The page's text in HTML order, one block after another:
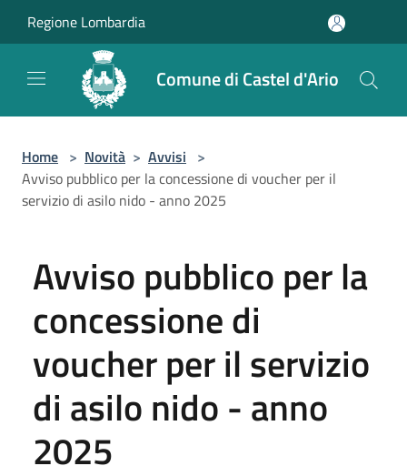
Regione Lombardia
Comune di Castel d'Ario
Home > Novità > Avvisi >
Avviso pubblico per la concessione di voucher per il
servizio di asilo nido - anno 2025
Avviso pubblico per la
concessione di
voucher per il servizio
di asilo nido - anno
2025